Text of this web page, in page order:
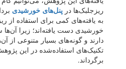
ریزجلبک‌ها در پنل‌های خورشیدی
به یافته‌های کمی برای استفاده از
خورشیدی دست یافته‌اند؛ زیرا آن‌ها
دارند و گونه‌های بسیار متنوعی از
تکنیک‌های استفاده‌شده در این
برگرداند.